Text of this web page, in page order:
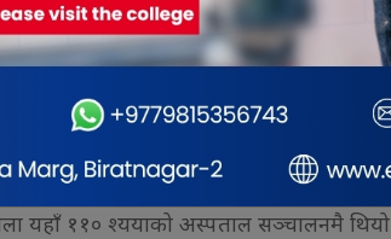
बोकेर फर्किंदा चिकित्सकसहितका
मन अमिलो पनि बनाउँछ । डा नेपाल
गुम्सिएको हाम्रो पीडा त्यसै हाएर
।
मन्त्रिपरिषद् बैठकले चैत ९ गते अस्पताललाई
यहाँ ११० श्ययाको अस्पताल सञ्चालनमै थियो